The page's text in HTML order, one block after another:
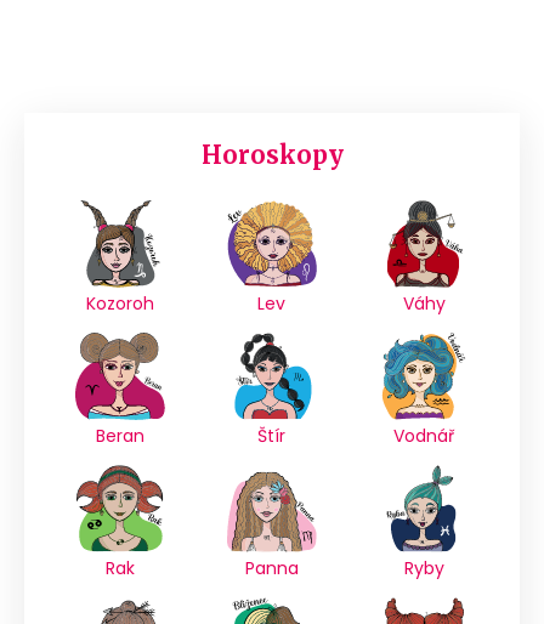
Horoskopy
Kozoroh Lev Váhy
Beran Štír Vodnář
Rak Panna Ryby